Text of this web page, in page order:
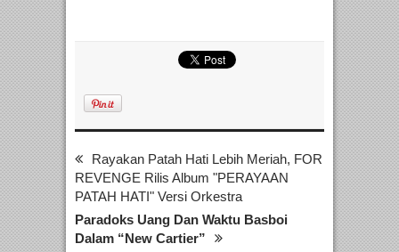
Rayakan Patah Hati Lebih Meriah, FOR
REVENGE Rilis Album "PERAYAAN
PATAH HATI" Versi Orkestra
Paradoks Uang Dan Waktu Basboi
Dalam “New Cartier”